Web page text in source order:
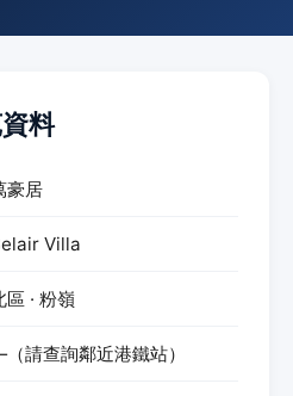
料
豪居
Villa
區 · 粉嶺
請查詢鄰近港鐵站）